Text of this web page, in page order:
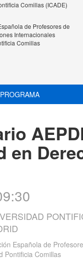
Comillas (ICADE)
de Profesores de
Internacionales
Comillas
PROGRAMA
en
Española de
Pontificia Comillas